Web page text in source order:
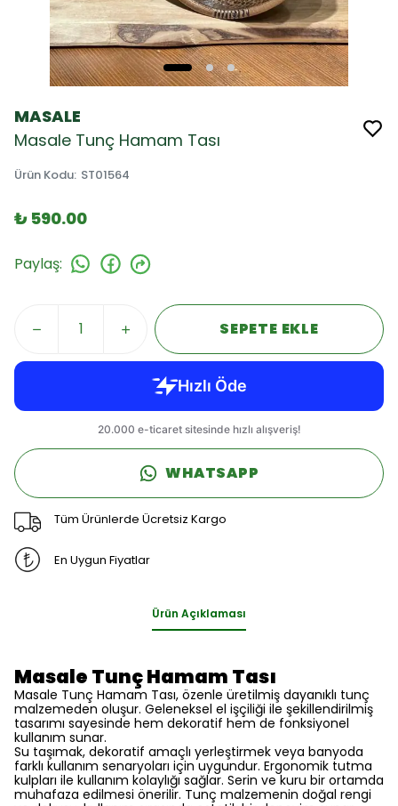
MASALE
Masale Tunç Hamam Tası
Ürün Kodu: ST01564
₺ 590.00
Paylaş:
SEPETE EKLE
WHATSAPP
Tüm Ürünlerde Ücretsiz Kargo
En Uygun Fiyatlar
Ürün Açıklaması
Masale Tunç Hamam Tası
Masale Tunç Hamam Tası, özenle üretilmiş dayanıklı tunç
malzemeden oluşur. Geleneksel el işçiliği ile şekillendirilmiş
tasarımı sayesinde hem dekoratif hem de fonksiyonel
kullanım sunar.
Su taşımak, dekoratif amaçlı yerleştirmek veya banyoda
farklı kullanım senaryoları için uygundur. Ergonomik tutma
kulpları ile kullanım kolaylığı sağlar. Serin ve kuru bir ortamda
muhafaza edilmesi önerilir. Tunç malzemenin doğal rengi